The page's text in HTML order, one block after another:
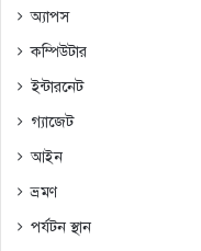
অ্যাপস
কম্পিউটার
ইন্টারনেট
গ্যাজেট
আইন
ভ্রমণ
পর্যটন স্থান